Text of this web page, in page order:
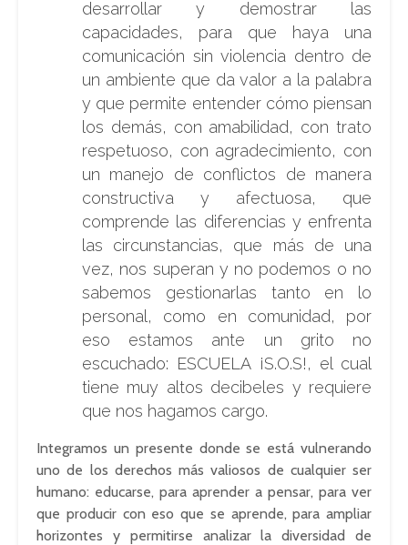
desarrollar y demostrar las
capacidades, para que haya una
comunicación sin violencia dentro de
un ambiente que da valor a la palabra
y que permite entender cómo piensan
los demás, con amabilidad, con trato
respetuoso, con agradecimiento, con
un manejo de conflictos de manera
constructiva y afectuosa, que
comprende las diferencias y enfrenta
las circunstancias, que más de una
vez, nos superan y no podemos o no
sabemos gestionarlas tanto en lo
personal, como en comunidad, por
eso estamos ante un grito no
escuchado: ESCUELA ¡S.O.S!, el cual
tiene muy altos decibeles y requiere
que nos hagamos cargo.
Integramos un presente donde se está vulnerando
uno de los derechos más valiosos de cualquier ser
humano: educarse, para aprender a pensar, para ver
que producir con eso que se aprende, para ampliar
horizontes y permitirse analizar la diversidad de